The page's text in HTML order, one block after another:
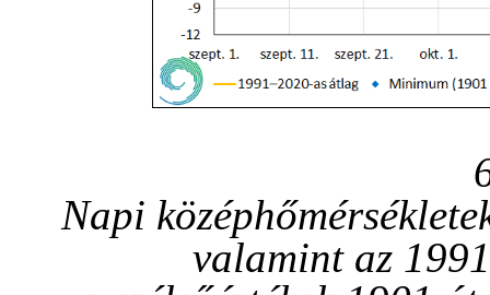
Napi
valamint az